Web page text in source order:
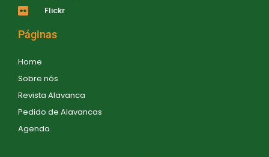
Flickr
Páginas
Home
Sobre nós
Revista Alavanca
Pedido de Alavancas
Agenda